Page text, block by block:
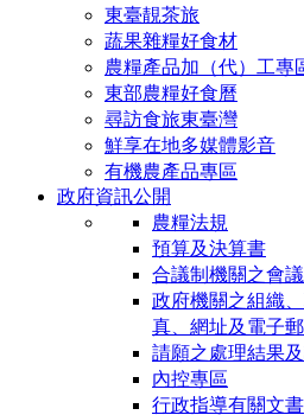
東臺靚茶旅
蔬果雜糧好食材
農糧產品加（代）工專
東部農糧好食曆
尋訪食旅東臺灣
鮮享在地多媒體影音
有機農產品專區
政府資訊公開
農糧法規
預算及決算書
合議制機關之會
政府機關之組織
真、網址及電子
請願之處理結果
內控專區
行政指導有關文書